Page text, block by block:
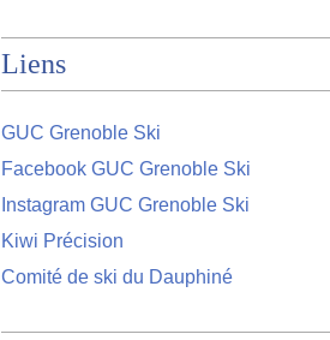
Liens
GUC Grenoble Ski
Facebook GUC Grenoble Ski
Instagram GUC Grenoble Ski
Kiwi Précision
Comité de ski du Dauphiné